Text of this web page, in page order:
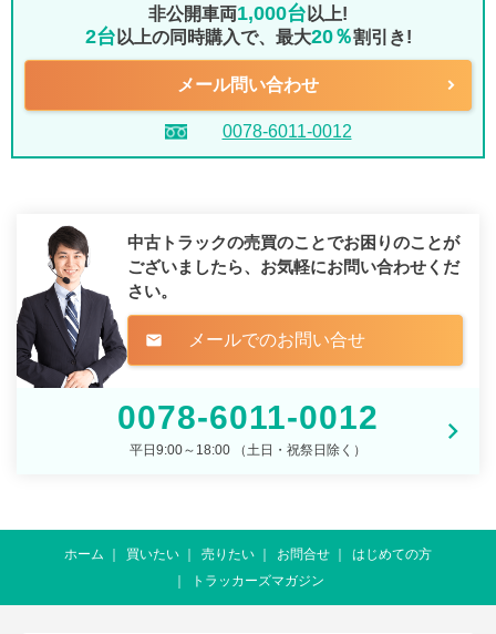
非公開車両1,000台 以上!
2台 以上の同時購入で、最大20％割引き!
メール問い合わせ
0078-6011-0012
中古トラックの売買のことでお困りのことが
ございましたら、 お気軽にお問い合わせくだ
さい。
mail メールでのお問い合せ
0078-6011-0012
平日9:00～18:00 （土日・祝祭日除く）
ホーム 買いたい 売りたい お問合せ
はじめての方
トラッカーズマガジン